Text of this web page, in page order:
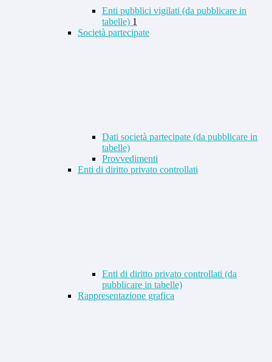
Enti pubblici vigilati (da pubblicare in
tabelle) 1
Società partecipate
Dati società partecipate (da pubblicare in
tabelle)
Provvedimenti
Enti di diritto privato controllati
Enti di diritto privato controllati (da
pubblicare in tabelle)
Rappresentazione grafica